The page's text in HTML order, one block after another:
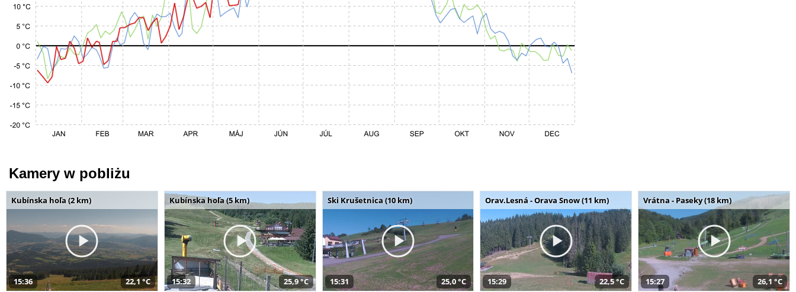
Kamery w pobliżu
Kubínska hoľa (2 km)
15:36 22,1 °C
Kubínska hoľa (5 km)
15:32 25,9 °C
Ski Krušetnica (10 km)
15:31 25,0 °C
Orav.Lesná - Orava Snow (11 km)
15:29 22,5 °C
Vrátna - Paseky (18 km)
15:27 26,1 °C